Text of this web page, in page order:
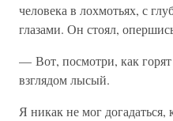
человека в лохмотьях, с
глазами. Он стоял,
— Вот, посмотри, как
взглядом лысый.
Я никак не мог догадаться,